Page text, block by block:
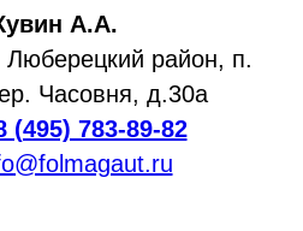
А.А.
район, п.
Часовня, д.30а
(495) 783-89-82